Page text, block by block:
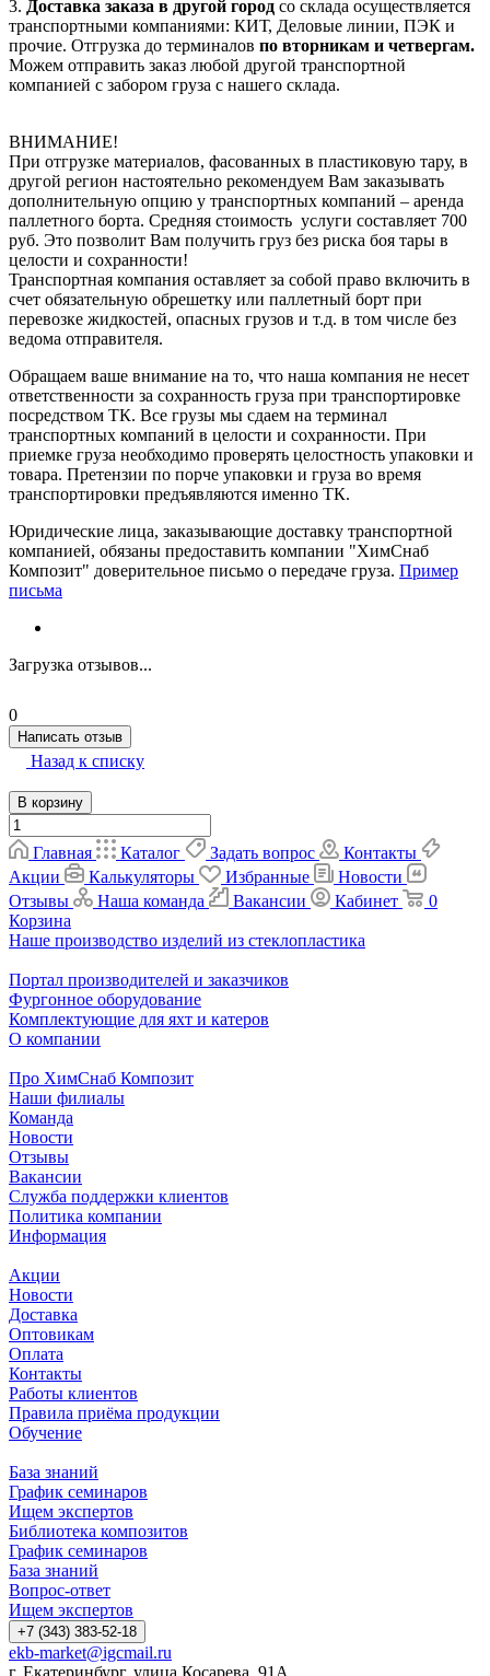
3. Доставка заказа в другой город со склада осуществляется
транспортными компаниями: КИТ, Деловые линии, ПЭК и
прочие. Отгрузка до терминалов по вторникам и четвергам.
Можем отправить заказ любой другой транспортной
компанией с забором груза с нашего склада.
ВНИМАНИЕ!
При отгрузке материалов, фасованных в пластиковую тару, в
другой регион настоятельно рекомендуем Вам заказывать
дополнительную опцию у транспортных компаний – аренда
паллетного борта. Средняя стоимость услуги составляет 700
руб. Это позволит Вам получить груз без риска боя тары в
целости и сохранности!
Транспортная компания оставляет за собой право включить в
счет обязательную обрешетку или паллетный борт при
перевозке жидкостей, опасных грузов и т.д. в том числе без
ведома отправителя.
Обращаем ваше внимание на то, что наша компания не несет
ответственности за сохранность груза при транспортировке
посредством ТК. Все грузы мы сдаем на терминал
транспортных компаний в целости и сохранности. При
приемке груза необходимо проверять целостность упаковки и
товара. Претензии по порче упаковки и груза во время
транспортировки предъявляются именно ТК.
Юридические лица, заказывающие доставку транспортной
компанией, обязаны предоставить компании "ХимСнаб
Композит" доверительное письмо о передаче груза. Пример
письма
Загрузка отзывов...
0
Написать отзыв
Назад к списку
В корзину
Главная Каталог Задать вопрос
Контакты
Акции
Калькуляторы Избранные
Новости
Отзывы
Наша команда Вакансии Кабинет
0
Корзина
Наше производство изделий из стеклопластика
Портал производителей и заказчиков
Фургонное оборудование
Комплектующие для яхт и катеров
О компании
Про ХимСнаб Композит
Наши филиалы
Команда
Новости
Отзывы
Вакансии
Служба поддержки клиентов
Политика компании
Информация
Акции
Новости
Доставка
Оптовикам
Оплата
Контакты
Работы клиентов
Правила приёма продукции
Обучение
База знаний
График семинаров
Ищем экспертов
Библиотека композитов
График семинаров
База знаний
Вопрос-ответ
Ищем экспертов
+7 (343) 383-52-18
ekb-market@igcmail.ru
г. Екатеринбург, улица Косарева, 91А